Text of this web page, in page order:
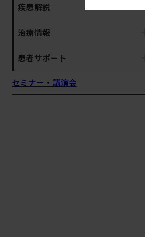
疾患解説
治療情報
患者サポート
セミナー・講演会